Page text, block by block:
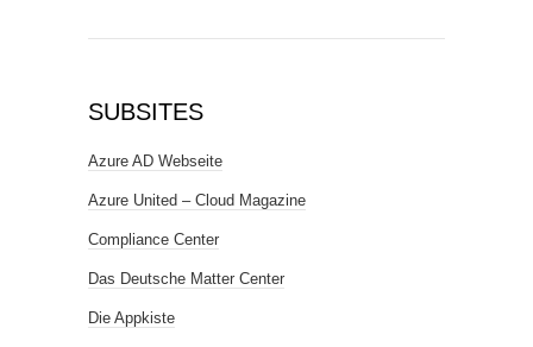
SUBSITES
Azure AD Webseite
Azure United – Cloud Magazine
Compliance Center
Das Deutsche Matter Center
Die Appkiste